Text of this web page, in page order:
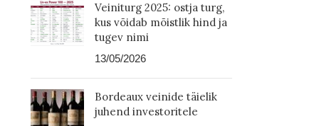
Veiniturg 2025: ostja turg,
kus võidab mõistlik hind ja
tugev nimi
13/05/2026
Bordeaux veinide täielik
juhend investoritele